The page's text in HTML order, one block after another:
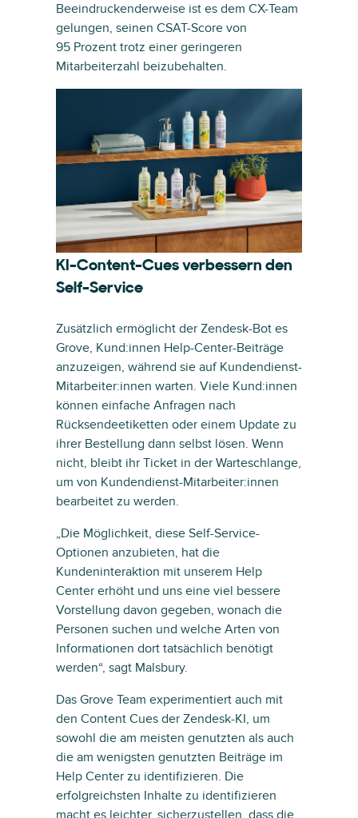
Beeindruckenderweise ist es dem CX-Team
gelungen, seinen CSAT-Score von
95 Prozent trotz einer geringeren
Mitarbeiterzahl beizubehalten.
KI-Content-Cues verbessern den
Self-Service
Zusätzlich ermöglicht der Zendesk-Bot es
Grove, Kund:innen Help-Center-Beiträge
anzuzeigen, während sie auf Kundendienst-
Mitarbeiter:innen warten. Viele Kund:innen
können einfache Anfragen nach
Rücksendeetiketten oder einem Update zu
ihrer Bestellung dann selbst lösen. Wenn
nicht, bleibt ihr Ticket in der Warteschlange,
um von Kundendienst-Mitarbeiter:innen
bearbeitet zu werden.
„Die Möglichkeit, diese Self-Service-
Optionen anzubieten, hat die
Kundeninteraktion mit unserem Help
Center erhöht und uns eine viel bessere
Vorstellung davon gegeben, wonach die
Personen suchen und welche Arten von
Informationen dort tatsächlich benötigt
werden“, sagt Malsbury.
Das Grove Team experimentiert auch mit
den Content Cues der Zendesk-KI, um
sowohl die am meisten genutzten als auch
die am wenigsten genutzten Beiträge im
Help Center zu identifizieren. Die
erfolgreichsten Inhalte zu identifizieren